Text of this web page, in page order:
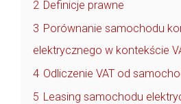
2 Definicje prawne
3 Porównanie samochodu
elektrycznego w kontekście
4 Odliczenie VAT od
5 Leasing samochodu